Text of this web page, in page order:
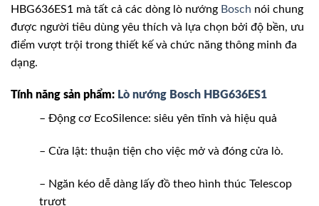
HBG636ES1 mà tất cả các dòng lò nướng Bosch nói chung
được người tiêu dùng yêu thích và lựa chọn bởi độ bền, ưu
điểm vượt trội trong thiết kế và chức năng thông minh đa
dạng.
Tính năng sản phẩm: Lò nướng Bosch HBG636ES1
– Động cơ EcoSilence: siêu yên tĩnh và hiệu quả
– Cửa lật: thuận tiện cho việc mở và đóng cửa lò.
– Ngăn kéo dễ dàng lấy đồ theo hình thúc Telescop
trượt